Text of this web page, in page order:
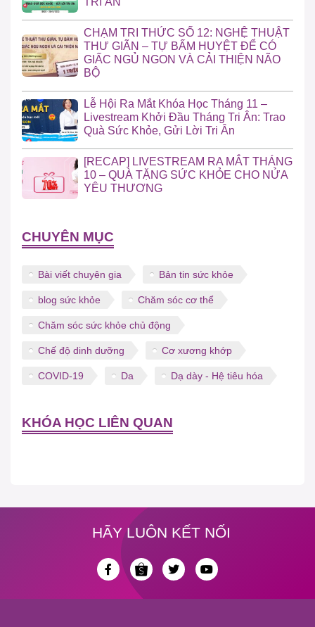
CHẠM TRI THỨC SỐ 12: NGHỆ THUẬT
THƯ GIÃN – TỰ BẤM HUYỆT ĐỂ CÓ
GIẤC NGỦ NGON VÀ CẢI THIỆN NÃO
BỘ
Lễ Hội Ra Mắt Khóa Học Tháng 11 –
Livestream Khởi Đầu Tháng Tri Ân: Trao
Quà Sức Khỏe, Gửi Lời Tri Ân
[RECAP] LIVESTREAM RA MẮT THÁNG
10 – QUÀ TẶNG SỨC KHỎE CHO NỬA
YÊU THƯƠNG
CHUYÊN MỤC
Bài viết chuyên gia Bản tin sức khỏe
blog sức khỏe Chăm sóc cơ thể
Chăm sóc sức khỏe chủ động
Chế độ dinh dưỡng Cơ xương khớp
COVID-19 Da Dạ dày - Hệ tiêu hóa
KHÓA HỌC LIÊN QUAN
HÃY LUÔN KẾT NỐI